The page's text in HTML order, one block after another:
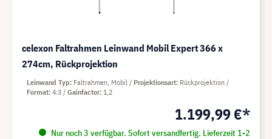
celexon Faltrahmen Leinwand Mobil Expert 366 x
274cm, Rückprojektion
1.199,99 €*
Nur noch 3 verfügbar. Sofort versandfertig. Lieferzeit 1-2
Leinwand Typ Faltrahmen, Mobil Projektionsart Rückprojektion
Format 4:3 Gainfactor 1,2